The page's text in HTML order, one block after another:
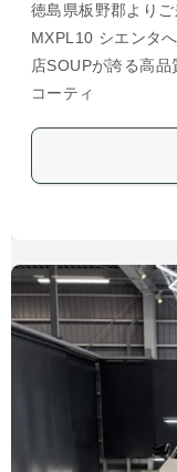
徳島県板野郡より
MXPL10 シエンタ
店SOUPが誇る高
コーティ